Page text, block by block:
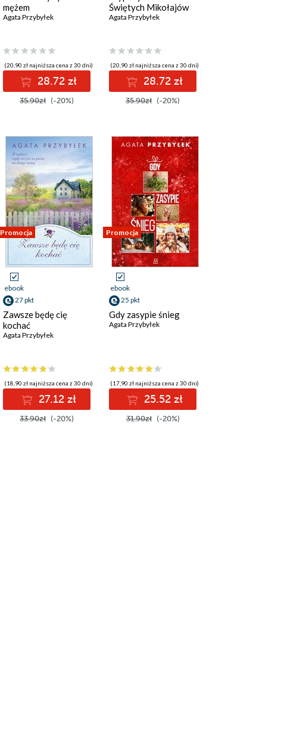
mężem
Agata Przybyłek
(20,90 zł najniższa cena z 30 dni)
28.72 zł
35.90zł (-20%)
Świętych Mikołajów
Agata Przybyłek
(20,90 zł najniższa cena z 30 dni)
28.72 zł
35.90zł (-20%)
Promocja
ebook
27 pkt
Zawsze będę cię
kochać
Agata Przybyłek
(18,90 zł najniższa cena z 30 dni)
27.12 zł
33.90zł (-20%)
Promocja
ebook
25 pkt
Gdy zasypie śnieg
Agata Przybyłek
(17,90 zł najniższa cena z 30 dni)
25.52 zł
31.90zł (-20%)